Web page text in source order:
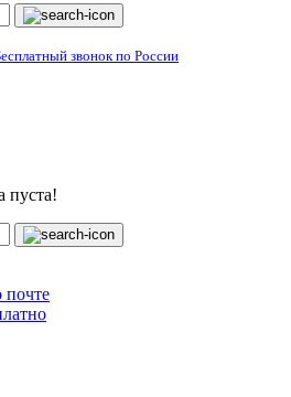
звонок по России
пуста!
почте